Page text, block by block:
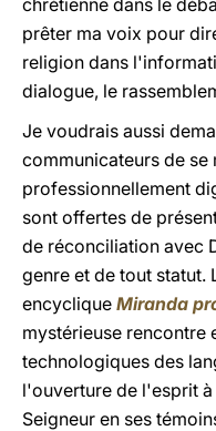
chrétienne dans le
prêter ma voix pour
religion dans
dialogue, le
Je voudrais aussi
communicateurs de
professionnellement
sont offertes de
de réconciliation avec
genre et de tout statut.
encyclique Miranda
mystérieuse rencontre
technologiques des
l'ouverture de l'esprit
Seigneur en ses